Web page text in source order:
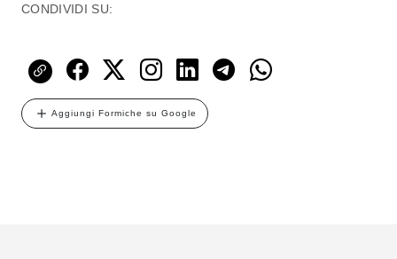
CONDIVIDI SU:
Aggiungi Formiche su Google